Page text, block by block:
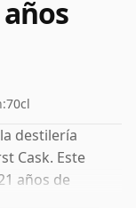
70cl
destilería
Cask. Este
años de
este whisky